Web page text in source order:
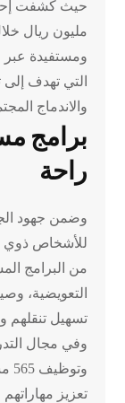
ومستفيدة عبر
التي تهدف إلى
والاندماج
برامج
راحة
وضمن جهود
من البرامج
التعويضية،
تسهيل تنقلهم
وفي مجال
تعزيز